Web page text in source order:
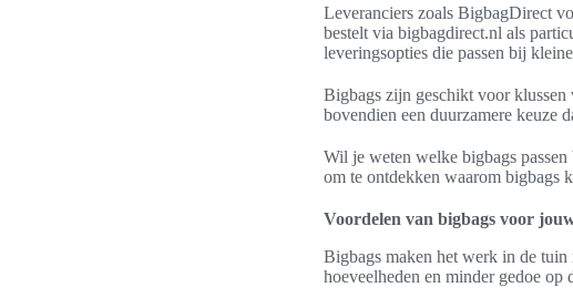
Leveranciers zoals BigbagDirect
bestelt via bigbagdirect.nl als
leveringsopties die passen bij
Bigbags zijn geschikt voor
bovendien een duurzamere keuze
Wil je weten welke bigbags
om te ontdekken waarom bigbags
Voordelen van bigbags voor
Bigbags maken het werk in de tuin
hoeveelheden en minder gedoe op